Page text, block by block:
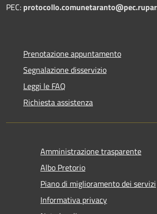
PEC:
Prenotazione appuntamento
Segnalazione disservizio
Leggi le FAQ
Richiesta assistenza
Amministrazione trasparente
Albo Pretorio
Piano di miglioramento dei servizi
Informativa privacy